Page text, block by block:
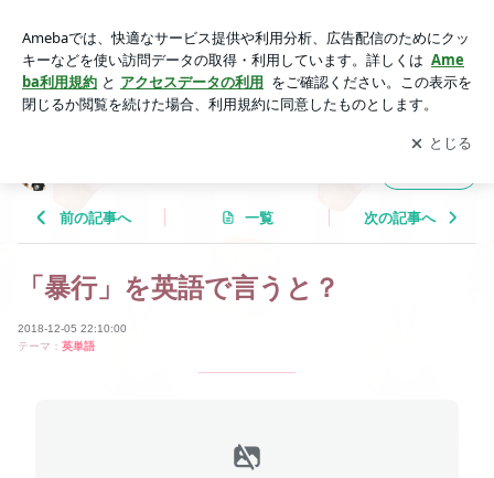
アプリをダウンロードして ブログの更新通知
を受け取りまし
ょう。
開く
前の記事へ 一覧 次の記事へ
「暴行」を英語で言うと？
2018-12-05 22:10:00
テーマ： 英単語